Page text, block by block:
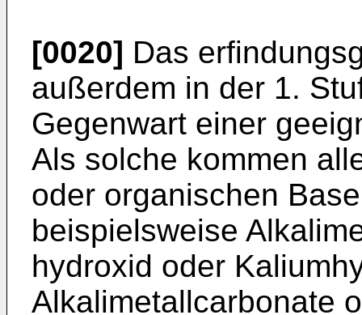
[0020] Das
außerdem in der 1.
Gegenwart einer
Als solche kommen
oder organischen
beispielsweise
hydroxid oder
Alkalimetallcarbonate